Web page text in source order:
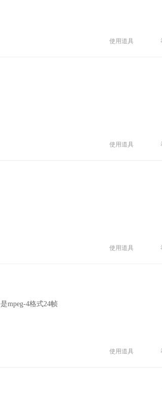
使用道具
使用道具
使用道具
mpeg-4格式24帧
使用道具